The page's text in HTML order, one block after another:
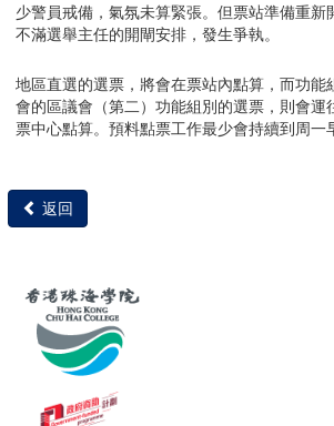
少警員戒備，氣氛未算緊張。但票站準備重新
不滿選舉主任的開閘安排，發生爭執。
地區直選的選票，將會在票站內點算，而功能
會的區議會（第二）功能組別的選票，則會運
票中心點算。預料點票工作最少會持續到周一
返回